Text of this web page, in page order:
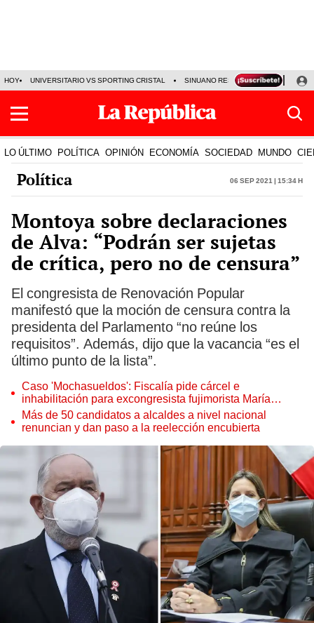
HOY UNIVERSITARIO VS SPORTING CRISTAL SINUANO RESULTADOS HOY
LO ÚLTIMO POLÍTICA OPINIÓN ECONOMÍA SOCIEDAD MUNDO
Política 06 Sep 2021 | 15:34 h
Montoya sobre declaraciones
de Alva: “Podrán ser sujetas
de crítica, pero no de censura”
El congresista de Renovación Popular
manifestó que la moción de censura contra la
presidenta del Parlamento “no reúne los
requisitos”. Además, dijo que la vacancia “es el
último punto de la lista”.
Caso 'Mochasueldos': Fiscalía pide cárcel e
inhabilitación para excongresista fujimorista María
Cordero Jon Tay
Más de 50 candidatos a alcaldes a nivel nacional
renuncian y dan paso a la reelección encubierta